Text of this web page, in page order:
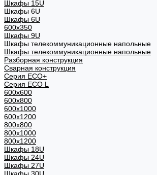
Шкафы 15U
Шкафы 6U
Шкафы 6U
600x350
Шкафы 9U
Шкафы телекоммуникационные напольные
Шкафы телекоммуникационные напольные
Разборная конструкция
Сварная конструкция
Серия ECO+
Серия ECO L
600x600
600x800
600х1000
600х1200
800x800
800х1000
800х1200
Шкафы 18U
Шкафы 24U
Шкафы 27U